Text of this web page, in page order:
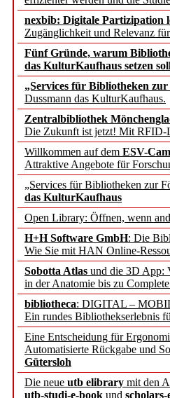
nexbib: Digitale Partizipation
Zugänglichkeit und Relevanz
Fünf Gründe, warum
das KulturKaufhaus setzen
„Services für Bibliotheken
Dussmann das KulturKaufhaus.
Zentralbibliothek
Die Zukunft ist jetzt! Mit RFID-
Willkommen auf dem ESV-
Attraktive Angebote für
„Services für Bibliotheken zur
das KulturKaufhaus
Open Library: Öffnen, wenn
H+H Software GmbH: Die
Wie Sie mit HAN Online-
Sobotta Atlas und die 3D App:
in der Anatomie bis zu
bibliotheca: DIGITAL –
Ein rundes Bibliothekserlebnis
Eine Entscheidung für
Automatisierte Rückgabe und
Gütersloh
Die neue utb elibrary mit den
utb-studi-e-book und
Segment
angepasst
Mohr
und die
Francke
EBSCO